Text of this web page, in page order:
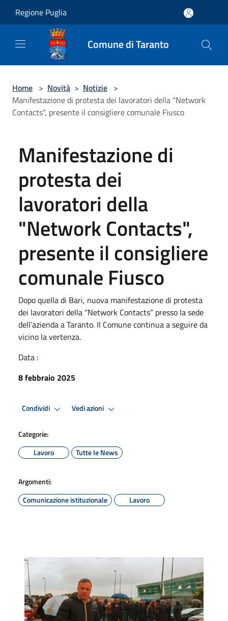
Regione Puglia
Comune di Taranto
Home > Novità > Notizie >
Manifestazione di protesta dei lavoratori della "Network
Contacts", presente il consigliere comunale Fiusco
Manifestazione di
protesta dei
lavoratori della
"Network Contacts",
presente il consigliere
comunale Fiusco
Dopo quella di Bari, nuova manifestazione di protesta
dei lavoratori della “Network Contacts” presso la sede
dell’azienda a Taranto. Il Comune continua a seguire da
vicino la vertenza.
Data :
8 febbraio 2025
Condividi Vedi azioni
Categorie:
Lavoro
Tutte le News
Argomenti:
Comunicazione istituzionale
Lavoro